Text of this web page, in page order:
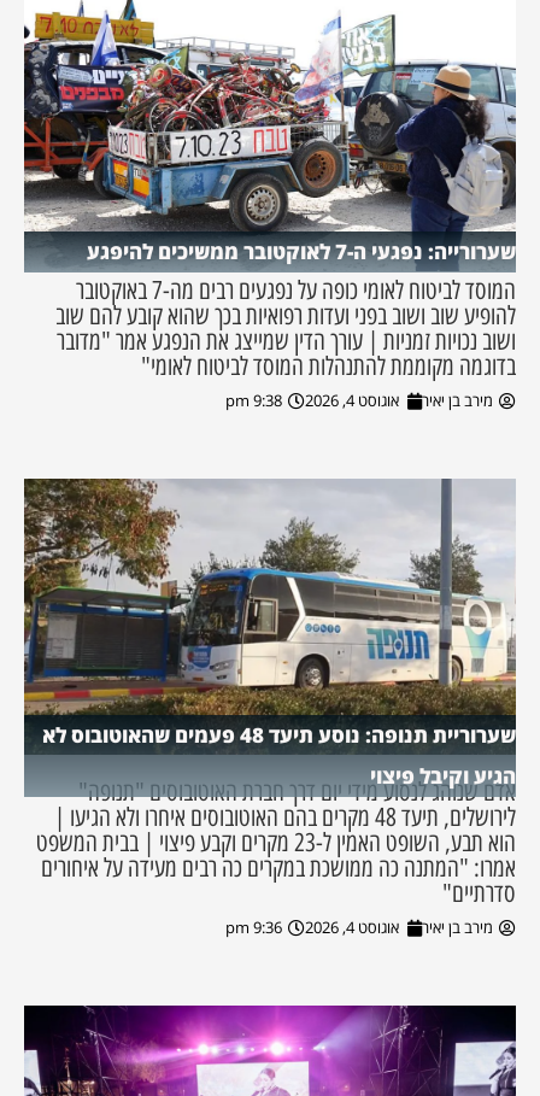
שערורייה: נפגעי ה-7 לאוקטובר ממשיכים להיפגע
המוסד לביטוח לאומי כופה על נפגעים רבים מה-7 באוקטובר
להופיע שוב ושוב בפני ועדות רפואיות בכך שהוא קובע להם שוב
ושוב נכויות זמניות | עורך הדין שמייצג את הנפגע אמר "מדובר
בדוגמה מקוממת להתנהלות המוסד לביטוח לאומי"
מירב בן יאיר אוגוסט 4, 2026 9:38 pm
שערוריית תנופה: נוסע תיעד 48 פעמים שהאוטובוס לא
הגיע וקיבל פיצוי
אדם שנוהג לנסוע מידי יום דרך חברת האוטובוסים "תנופה"
לירושלים, תיעד 48 מקרים בהם האוטובוסים איחרו ולא הגיעו |
הוא תבע, השופט האמין ל-23 מקרים וקבע פיצוי | בבית המשפט
אמרו: "המתנה כה ממושכת במקרים כה רבים מעידה על איחורים
סדרתיים"
מירב בן יאיר אוגוסט 4, 2026 9:36 pm